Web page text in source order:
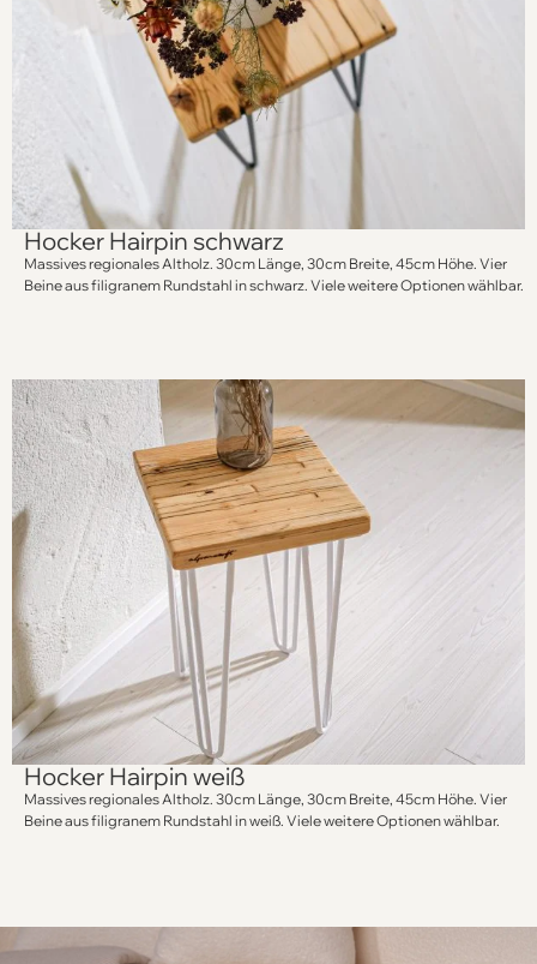
Hocker Hairpin schwarz
Massives regionales Altholz. 30cm Länge, 30cm Breite, 45cm Höhe. Vier
Beine aus filigranem Rundstahl in schwarz. Viele weitere Optionen wählbar.
Hocker Hairpin weiß
Massives regionales Altholz. 30cm Länge, 30cm Breite, 45cm Höhe. Vier
Beine aus filigranem Rundstahl in weiß. Viele weitere Optionen wählbar.